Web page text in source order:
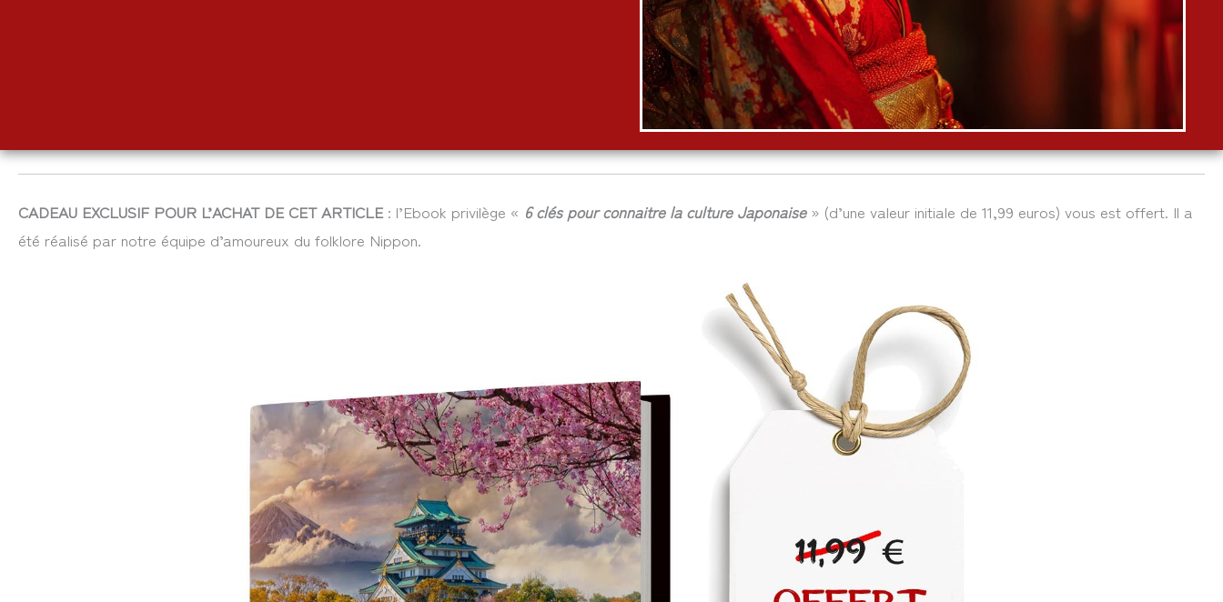
CADEAU EXCLUSIF POUR L’ACHAT DE CET ARTICLE : l’Ebook privilège « 6 clés pour connaitre la culture Japonaise» (d’une valeur initiale de 11,99 euros) vous est offert. Il a
été réalisé par notre équipe d’amoureux du folklore Nippon.